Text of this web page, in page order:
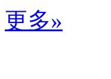
更多»